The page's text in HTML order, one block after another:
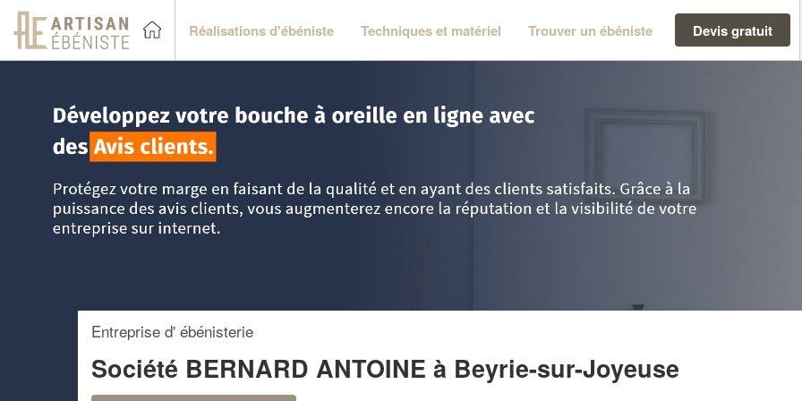
Réalisations d'ébéniste Techniques et matériel Trouver un ébéniste Devis gratuit
Entreprise d' ébénisterie
Société BERNARD ANTOINE à Beyrie-sur-Joyeuse